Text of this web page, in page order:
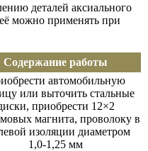
деталей аксиального
можно применять при
Содержание работы
автомобильную
или выточить стальные
приобрести 12×2
магнита, проволоку в
изоляции диаметром
1,0-1,25 мм